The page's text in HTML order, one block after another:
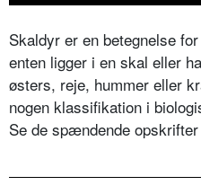
Skaldyr er en betegnelse
enten ligger i en skal eller
østers, reje, hummer eller
nogen klassifikation i
Se de spændende